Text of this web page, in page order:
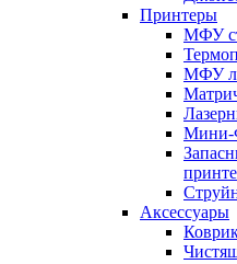
Принтеры
МФУ
МФУ
Мини-
Аксессуары